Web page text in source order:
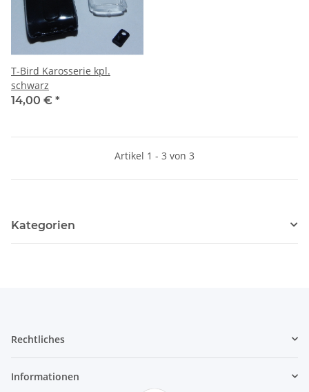
T-Bird Karosserie kpl.
schwarz
14,00 € *
Artikel 1 - 3 von 3
Kategorien
Rechtliches
Informationen